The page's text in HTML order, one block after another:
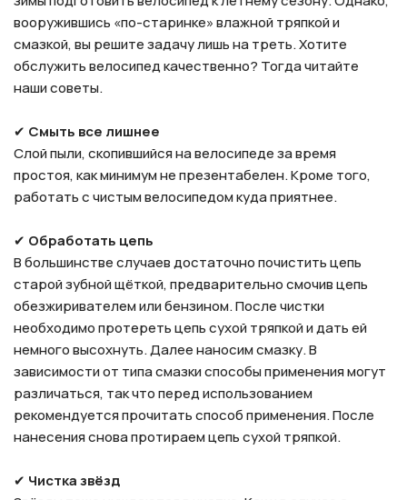
вооружившись «по-старинке» влажной тряпкой и
смазкой, вы решите задачу лишь на треть. Хотите
обслужить велосипед качественно? Тогда читайте
наши советы.
✔ Смыть все лишнее
Слой пыли, скопившийся на велосипеде за время
простоя, как минимум не презентабелен. Кроме того,
работать с чистым велосипедом куда приятнее.
✔ Обработать цепь
В большинстве случаев достаточно почистить цепь
старой зубной щёткой, предварительно смочив цепь
обезжиривателем или бензином. После чистки
необходимо протереть цепь сухой тряпкой и дать ей
немного высохнуть. Далее наносим смазку. В
зависимости от типа смазки способы применения могут
различаться, так что перед использованием
рекомендуется прочитать способ применения. После
нанесения снова протираем цепь сухой тряпкой.
✔ Чистка звёзд